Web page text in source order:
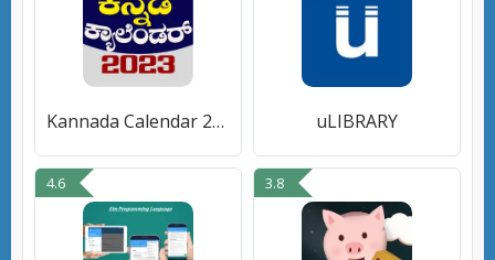
Kannada Calendar 2023 uLIBRARY
4.6 3.8